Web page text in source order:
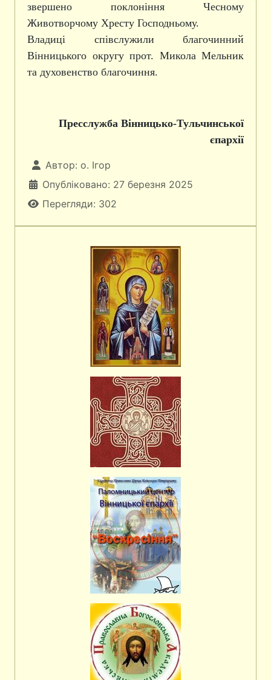
звершено поклоніння Чесному
Животворчому Хресту Господньому.
Владиці співслужили благочинний
Вінницького округу прот. Микола Мельник
та духовенство благочиння.
Пресслужба Вінницько-Тульчинської
єпархії
Автор: о. Ігор
Опубліковано: 27 березня 2025
Перегляди: 302